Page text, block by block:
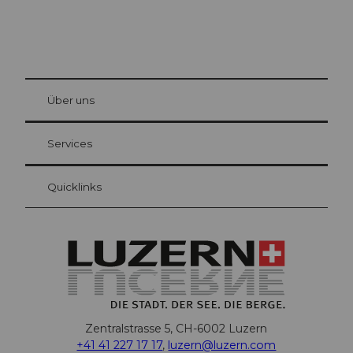
Gästekarte Luzern
Ihre Vorteile als Übernachtungsgast
at Bre
Über uns
Services
Quicklinks
Zentralstrasse 5, CH-6002 Luzern
+41 41 227 17 17, luzern@luzern.com